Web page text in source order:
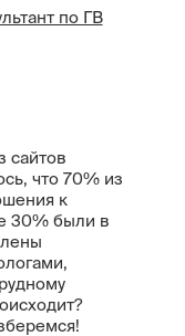
по ГВ
сайтов
что 70% из
к
30% были в